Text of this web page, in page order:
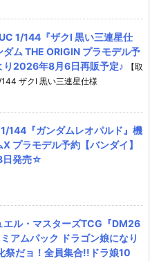
1/144『ザクI 黒い三連星仕
ム THE ORIGIN プラモデル予
り2026年8月6日再販予定♪
【取
ザクI 黒い三連星仕様
1/144『ガンダムレオパルド』機
プラモデル予約【バンダイ】
日発売☆
エル・マスターズTCG『DM26
アムパック ドラゴン娘になり
祭だョ！全員集合!!ドラ娘10